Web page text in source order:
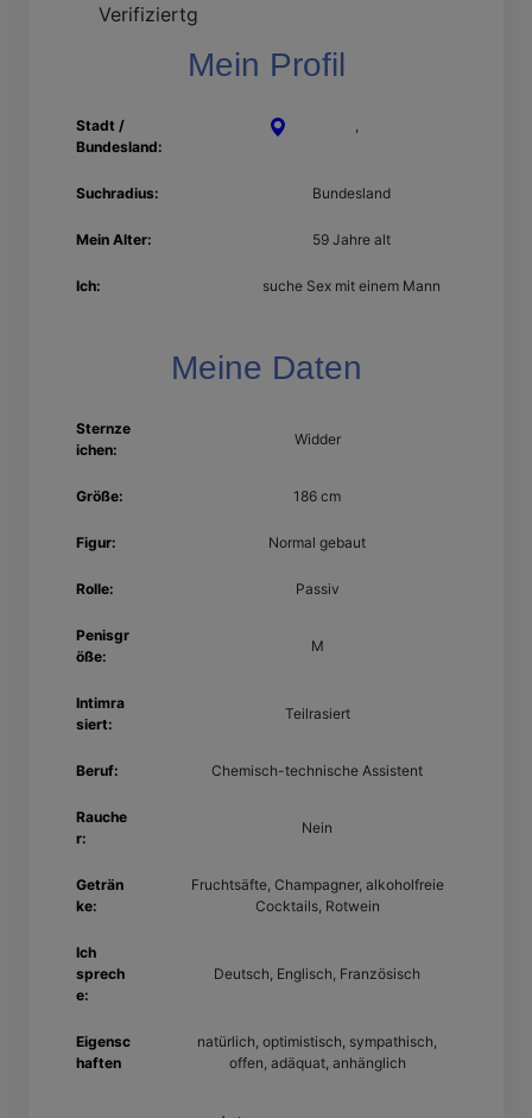
Verifiziertg
Mein Profil
Stadt /
Bundesland:
,
Suchradius: Bundesland
Mein Alter: 59 Jahre alt
Ich: suche Sex mit einem Mann
Meine Daten
Sternze
ichen:
Widder
Größe: 186 cm
Figur: Normal gebaut
Rolle: Passiv
Penisgr
öße:
M
Intimra
siert:
Teilrasiert
Beruf: Chemisch-technische Assistent
Rauche
r:
Nein
Geträn
ke:
Fruchtsäfte, Champagner, alkoholfreie
Cocktails, Rotwein
Ich
sprech
e:
Deutsch, Englisch, Französisch
Eigensc
haften
natürlich, optimistisch, sympathisch,
offen, adäquat, anhänglich